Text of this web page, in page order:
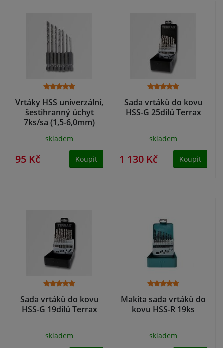
Vrtáky HSS univerzální,
šestihranný úchyt
7ks/sa (1,5-6,0mm)
skladem
95 Kč Koupit
Sada vrtáků do kovu
HSS-G 25dílů Terrax
skladem
1 130 Kč Koupit
Sada vrtáků do kovu
HSS-G 19dílů Terrax
skladem
Makita sada vrtáků do
kovu HSS-R 19ks
skladem